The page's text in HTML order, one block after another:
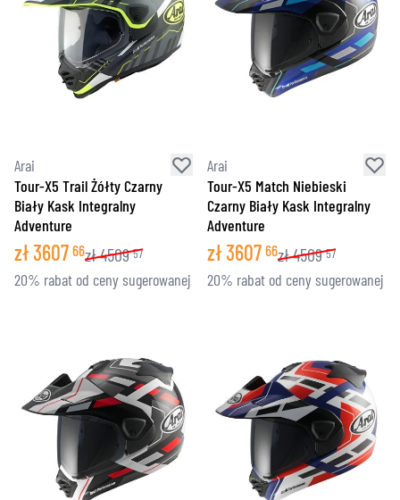
Arai
Tour-X5 Trail Żółty Czarny
Biały Kask Integralny
Adventure
zł3607 66zł4509 57
20% rabat od ceny sugerowanej
Arai
Tour-X5 Match Niebieski
Czarny Biały Kask Integralny
Adventure
zł3607 66zł4509 57
20% rabat od ceny sugerowanej